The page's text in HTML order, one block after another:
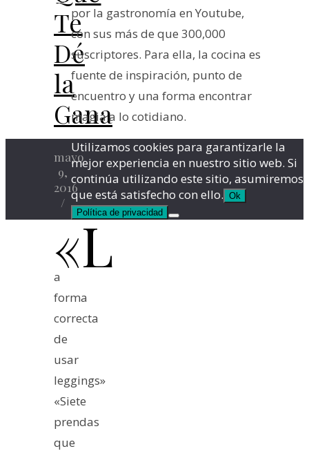
Te
Dé
la
Gana
mayo
9,
2016
/
«L
a
forma
correcta
de
usar
leggings»
«Siete
prendas
que
por la gastronomía en Youtube,
con sus más de que 300,000
suscriptores. Para ella, la cocina es
fuente de inspiración, punto de
encuentro y una forma encontrar
magia a lo cotidiano.
Utilizamos cookies para garantizarle la
mejor experiencia en nuestro sitio web. Si
continúa utilizando este sitio, asumiremos
que está satisfecho con ello. Ok
Política de privacidad